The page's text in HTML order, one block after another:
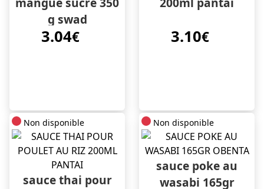
g swad
3.04€ 3.10€
Non disponible
sauce thai pour
Non disponible
sauce poke au
wasabi 165gr